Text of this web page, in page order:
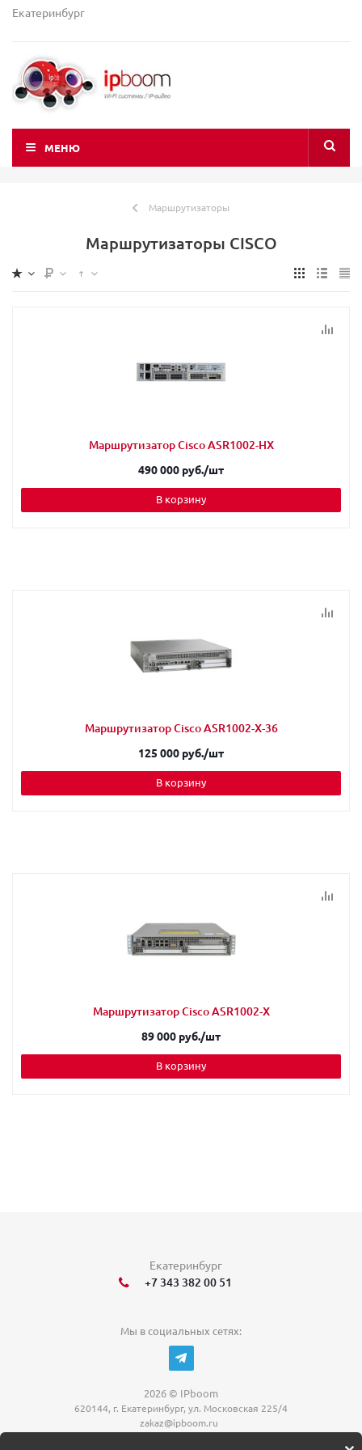
Екатеринбург
МЕНЮ
Маршрутизаторы
Маршрутизаторы CISCO
Маршрутизатор Cisco ASR1002-HX
490 000 руб./шт
В корзину
Маршрутизатор Cisco ASR1002-X-36
125 000 руб./шт
В корзину
Маршрутизатор Cisco ASR1002-X
89 000 руб./шт
В корзину
Екатеринбург
+7 343 382 00 51
Мы в социальных сетях:
2026 © IPboom
620144, г. Екатеринбург, ул. Московская 225/4
zakaz@ipboom.ru